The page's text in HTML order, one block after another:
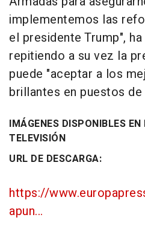
implementemos las
el presidente Trump",
repitiendo a su vez la
puede "aceptar a los
brillantes en puestos de
IMÁGENES DISPONIBLES EN
TELEVISIÓN
URL DE DESCARGA:
https://
apun...